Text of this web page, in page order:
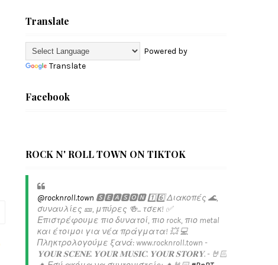
Translate
Powered by
Translate
Facebook
ROCK N' ROLL TOWN ON TIKTOK
@rocknroll.town 🆂🅴🅰🆂🅾🅽 1️⃣6️⃣ Διακοπές 🌊,
συναυλίες 🎫, μπύρες 🍻... τσεκ! ✅️
Επιστρέφουμε πιο δυνατοί, πιο rock, πιο metal
και έτοιμοι για νέα πράγματα! 💥 💻
Πληκτρολογούμε ξανά: www.rocknroll.town -
𝐘𝐎𝐔𝐑 𝐒𝐂𝐄𝐍𝐄. 𝐘𝐎𝐔𝐑 𝐌𝐔𝐒𝐈𝐂. 𝐘𝐎𝐔𝐑 𝐒𝐓𝐎𝐑𝐘. - 🤘🏻